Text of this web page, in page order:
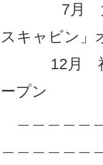
7月 大牟田
スキャビン」
12月 福岡
ープン